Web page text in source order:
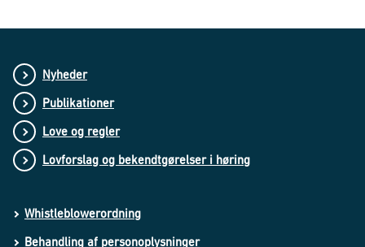
Nyheder
Publikationer
Love og regler
Lovforslag og bekendtgørelser i høring
Whistleblowerordning
Behandling af personoplysninger